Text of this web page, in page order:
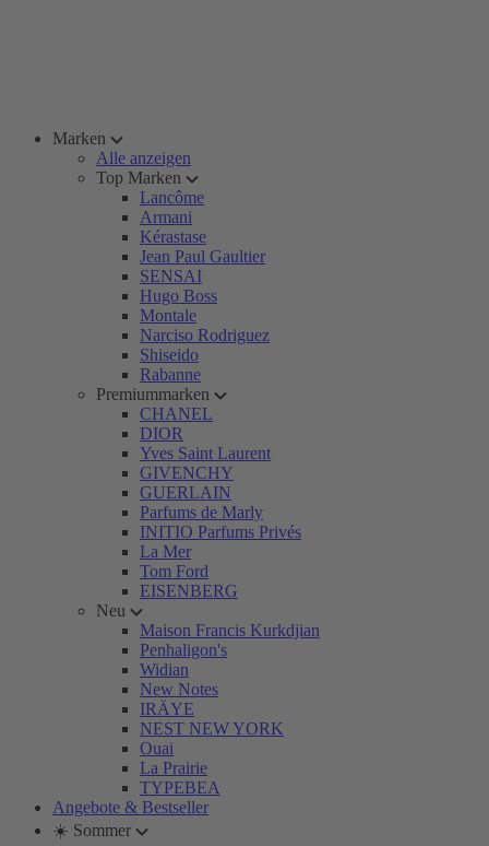
Marken
Alle anzeigen
Top Marken
Lancôme
Armani
Kérastase
Jean Paul Gaultier
SENSAI
Hugo Boss
Montale
Narciso Rodriguez
Shiseido
Rabanne
Premiummarken
CHANEL
DIOR
Yves Saint Laurent
GIVENCHY
GUERLAIN
Parfums de Marly
INITIO Parfums Privés
La Mer
Tom Ford
EISENBERG
Neu
Maison Francis Kurkdjian
Penhaligon's
Widian
New Notes
IRÄYE
NEST NEW YORK
Ouai
La Prairie
TYPEBEA
Angebote & Bestseller
☀️ Sommer